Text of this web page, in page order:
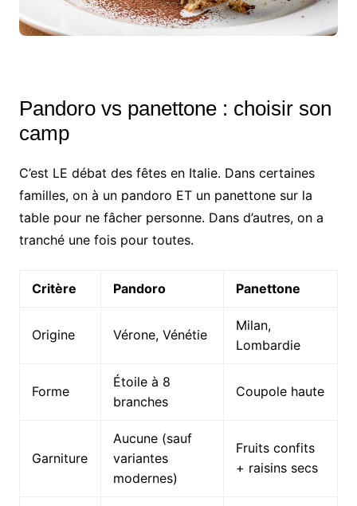
Pandoro vs panettone : choisir son
camp
C’est LE débat des fêtes en Italie. Dans certaines
familles, on à un pandoro ET un panettone sur la
table pour ne fâcher personne. Dans d’autres, on a
tranché une fois pour toutes.
Critère Pandoro Panettone
Origine Vérone, Vénétie
Milan,
Lombardie
Forme
Étoile à 8
branches
Coupole haute
Garniture
Aucune (sauf
variantes
modernes)
Fruits confits
+ raisins secs